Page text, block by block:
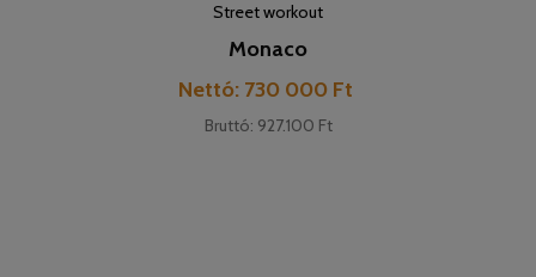
Street workout
Monaco
Pret
Nettó: 730 000 Ft
Bruttó: 927.100 Ft